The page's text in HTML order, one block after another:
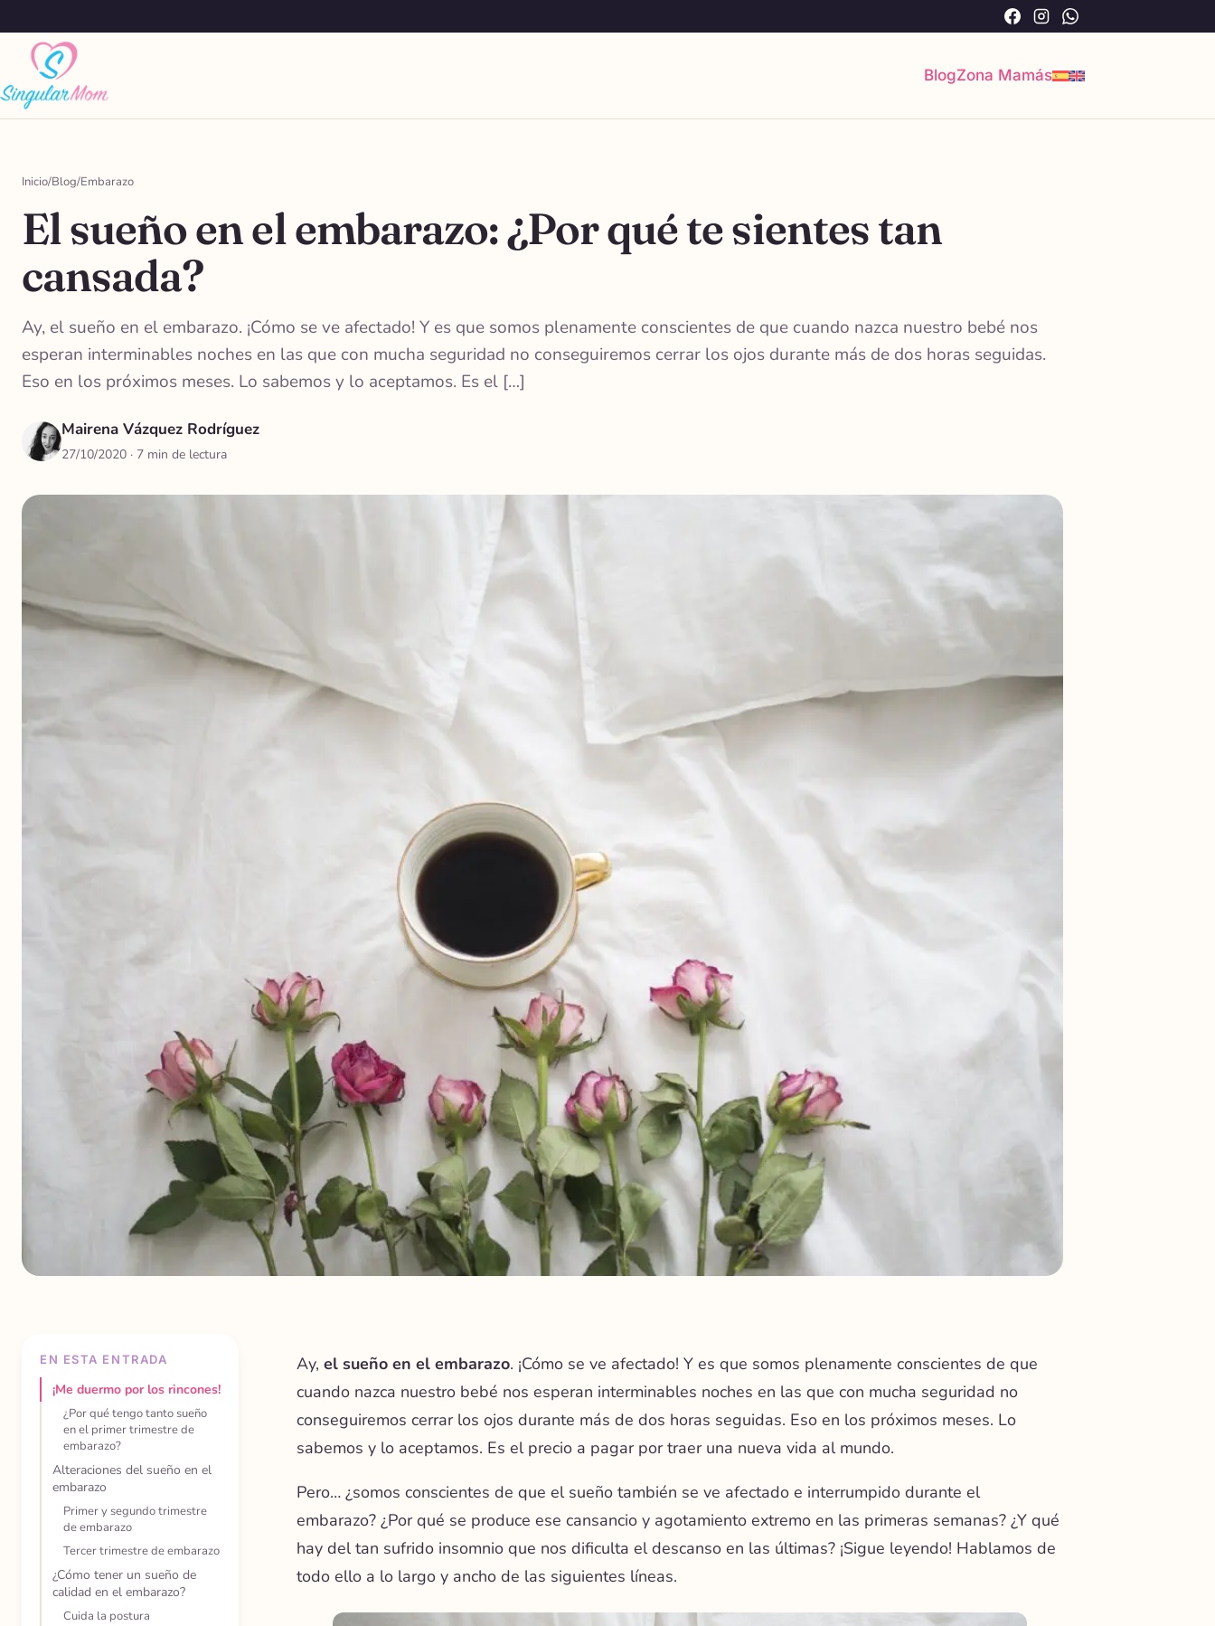
al
contenido
Facebook
InstagramWhatsApp
BlogZona Mamás
Inicio/Blog/Embarazo
El sueño en el embarazo: ¿Por qué te sientes tan
cansada?
Ay, el sueño en el embarazo. ¡Cómo se ve afectado! Y es que somos plenamente conscientes de que cuando nazca nuestro bebé nos
esperan interminables noches en las que con mucha seguridad no conseguiremos cerrar los ojos durante más de dos horas seguidas.
Eso en los próximos meses. Lo sabemos y lo aceptamos. Es el […]
Mairena Vázquez Rodríguez
27/10/2020 · 7 min de lectura
EN ESTA ENTRADA
¡Me duermo por los rincones!
¿Por qué tengo tanto sueño
en el primer trimestre de
embarazo?
Alteraciones del sueño en el
embarazo
Primer y segundo trimestre
de embarazo
Tercer trimestre de embarazo
¿Cómo tener un sueño de
calidad en el embarazo?
Cuida la postura
Ay, el sueño en el embarazo. ¡Cómo se ve afectado! Y es que somos plenamente conscientes de que
cuando nazca nuestro bebé nos esperan interminables noches en las que con mucha seguridad no
conseguiremos cerrar los ojos durante más de dos horas seguidas. Eso en los próximos meses. Lo
sabemos y lo aceptamos. Es el precio a pagar por traer una nueva vida al mundo.
Pero… ¿somos conscientes de que el sueño también se ve afectado e interrumpido durante el
embarazo? ¿Por qué se produce ese cansancio y agotamiento extremo en las primeras semanas? ¿Y qué
hay del tan sufrido insomnio que nos dificulta el descanso en las últimas? ¡Sigue leyendo! Hablamos de
todo ello a lo largo y ancho de las siguientes líneas.